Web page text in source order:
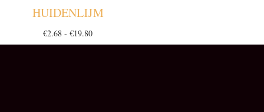
HUIDENLIJM
€2.68 - €19.80Prijsklasse:
€2.68